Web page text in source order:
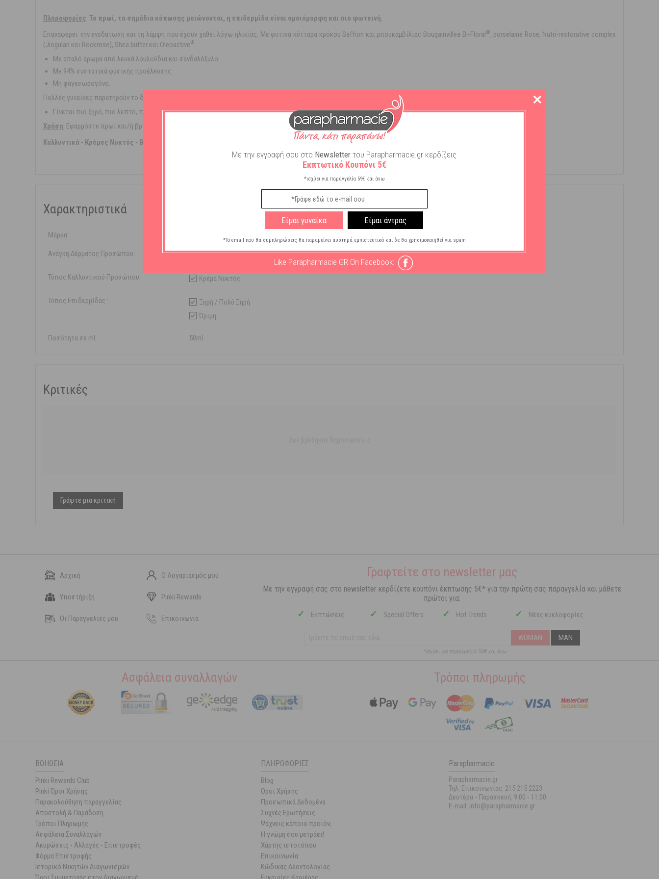
Πληροφoρίες: Το πρωί, τα σημάδια κόπωσης μειώνονται, η επιδερμίδα είναι ομοιόμορφη και πιο φωτεινή.
Επαναφέρει την ενυδάτωση και τη λάμψη που έχουν χαθεί λόγω ηλικίας. Με φυτικά κύτταρα κρόκου Saffron και μπουκαμβίλιας Bougainvillea Bi-Floral®, porselaine Rose, Nutri-restorative complex
(Jiogulan και Rockrose), Shea butter και Oleoactive®.
Με απαλό άρωμα από λευκά λουλούδια και σανδαλόξυλο.
Με 94% συστατικά φυσικής προέλευσης.
Μη φαγεσωρογόνο.
Πολλές γυναίκες παρατηρούν το δέρμα τους να αλλάζει:
Γίνεται πιο ξηρό, πιο λεπτό, πιο εύθραυστο και η επιδερμίδα χάνει τη λάμψη της.
Xρήση: Εφαρμόστε πρωί και/ή βράδυ σε καλά καθαρισμένη επιδερμίδα στο πρόσωπο, τον λαιμό και το ντεκολτέ μετά από το Nuxuriance® Gold Serum.
Καλλυντικά - Κρέμες Νυκτός - Βούτυρο Καριτέ, Έλαιο Jojoba
Χαρακτηριστικά
Μάρκα:
Ανάγκη Δέρματος Προσώπου: Αντιγήρανση - Σύσφιγξη
Τύπος Καλλυντικού Προσώπου: Κρέμα Νυκτός
Τύπος Επιδερμίδας :
Ξηρή / Πολύ Ξηρή
Ώριμη
Ποσότητα σε ml: 50ml
Κριτικές
Γράψτε μια κριτική
Αρχική Ο Λογαριασμός μου
Υποστήριξη Pinki Rewards
Οι Παραγγελίες μου Επικοινωνία
Γραφτείτε στο newsletter μας
Με την εγγραφή σας στο newsletter κερδίζετε κουπόνι έκπτωσης 5€* για την πρώτη σας παραγγελία και μάθετε
πρώτοι για:
✓ Εκπτώσεις ✓ Special Offers ✓ Hot Trends ✓ Νέες κυκλοφορίες
WOMAN MAN
*ισχύει για παραγγελία 59€ και άνω
Ασφάλεια συναλλαγών Τρόποι πληρωμής
ΒΟΉΘΕΙΑ
Pinki Rewards Club
Pinki Όροι Χρήσης
Παρακολούθηση παραγγελίας
Αποστολή & Παράδοση
Τρόποι Πληρωμής
Ασφάλεια Συναλλαγών
Ακυρώσεις - Αλλαγές - Επιστροφές
Φόρμα Επιστροφής
Ιστορικό Νικητών Διαγωνισμών
ΠΛΗΡΟΦΟΡΊΕΣ
Blog
Όροι Χρήσης
Προσωπικά Δεδομένα
Συχνές Ερωτήσεις
Ψάχνεις κάποιο προϊόν;
Η γνώμη σου μετράει!
Χάρτης ιστοτόπου
Επικοινωνία
Κώδικας Δεοντολογίας
Parapharmacie
Parapharmacie.gr
Τηλ. Επικοινωνίας: 215 215 2223
Δευτέρα - Παρασκευή: 9:00 - 11:00
E-mail: info@parapharmacie.gr
Με την εγγραφή σου στο Newsletter του Parapharmacie.gr κερδίζεις
Εκπτωτικό Κουπόνι 5€
*ισχύει για παραγγελία 59€ και άνω
Είμαι γυναίκα Είμαι άντρας
*Το email που θα συμπληρώσεις θα παραμείνει αυστηρά εμπιστευτικό και δε θα χρησιμοποιηθεί για spam
Like Parapharmacie GR On Facebook: